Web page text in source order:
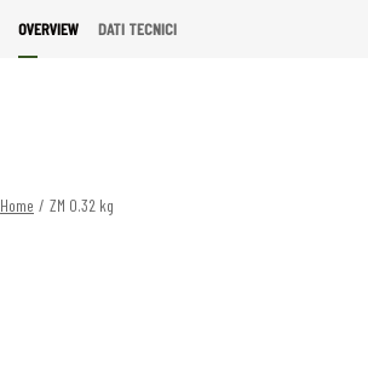
OVERVIEW DATI TECNICI
Home / ZM 0.32 kg